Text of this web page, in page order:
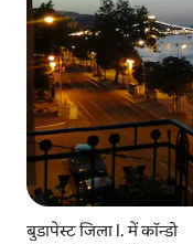
बुडापेस्ट जिला I. में कॉन्डो